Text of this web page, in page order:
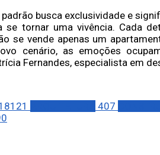
busca exclusividade e
se tornar uma vivência. Cada
se vende apenas um
cenário, as emoções
Fernandes, especialista em
407